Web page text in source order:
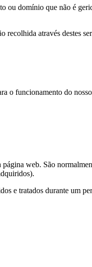
ou domínio que não é
através destes
o funcionamento do
web. São
e tratados durante um